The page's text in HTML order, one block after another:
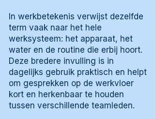
In werkbetekenis verwijst dezelfde
term vaak naar het hele
werksysteem: het apparaat, het
water en de routine die erbij hoort.
Deze bredere invulling is in
dagelijks gebruik praktisch en helpt
om gesprekken op de werkvloer
kort en herkenbaar te houden
tussen verschillende teamleden.